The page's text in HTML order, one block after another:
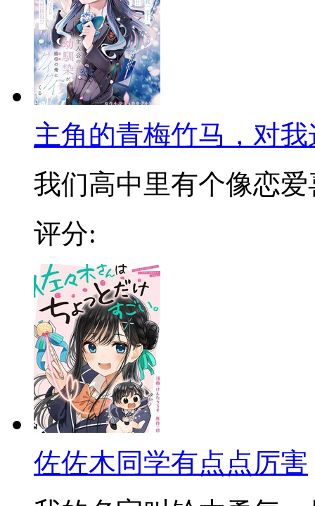
主角的青梅竹马，对
我们高中里有个像恋爱
评分:
佐佐木同学有点点厉害